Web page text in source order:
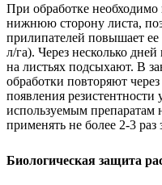
При обработке необходимо
нижнюю сторону листа,
прилипателей повышает
л/га). Через несколько
на листьях подсыхают. В
обработки повторяют
появления резистентности
используемым препаратам
применять не более 2-3 раз
Биологическая защита